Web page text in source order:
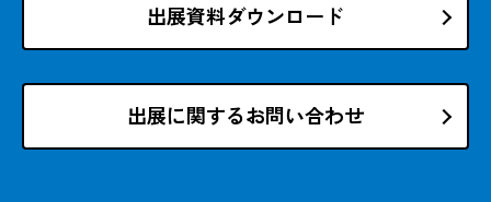
出展資料ダウンロード
出展に関するお問い合わせ